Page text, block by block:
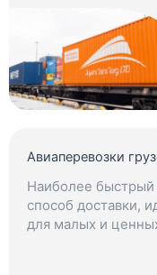
Авиаперевозки
Наиболее
способ доставки,
для малых и